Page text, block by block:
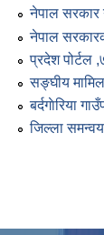
नेपाल सरकार
नेपाल
प्रदेश पोर्टल
सङ्घीय
बर्दगाेरिया
जिल्ला